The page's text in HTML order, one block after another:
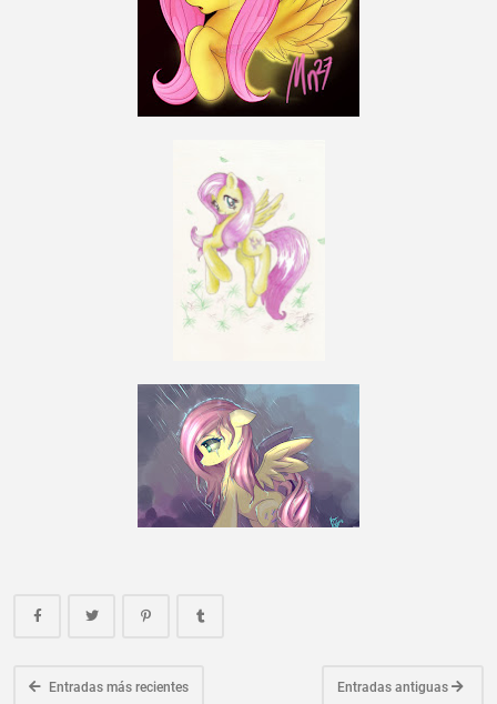
Entradas más recientes Entradas antiguas